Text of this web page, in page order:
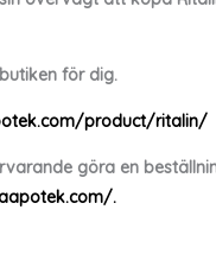
för dig.
product/ritalin/
göra en
.